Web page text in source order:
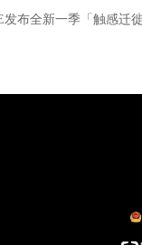
布全新一季「触感迁